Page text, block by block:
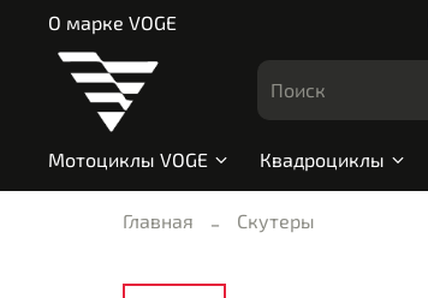
О марке VOGE
Мотоциклы VOGE Квадроциклы
Главная Скутеры